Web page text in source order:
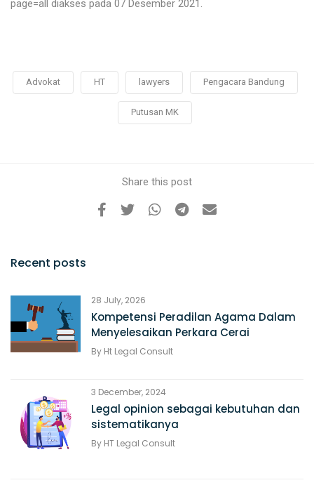
page=all diakses pada 07 Desember 2021.
Advokat HT lawyers Pengacara Bandung
Putusan MK
Share this post
Recent posts
28 July, 2026
Kompetensi Peradilan Agama Dalam
Menyelesaikan Perkara Cerai
By Ht Legal Consult
3 December, 2024
Legal opinion sebagai kebutuhan dan
sistematikanya
By HT Legal Consult